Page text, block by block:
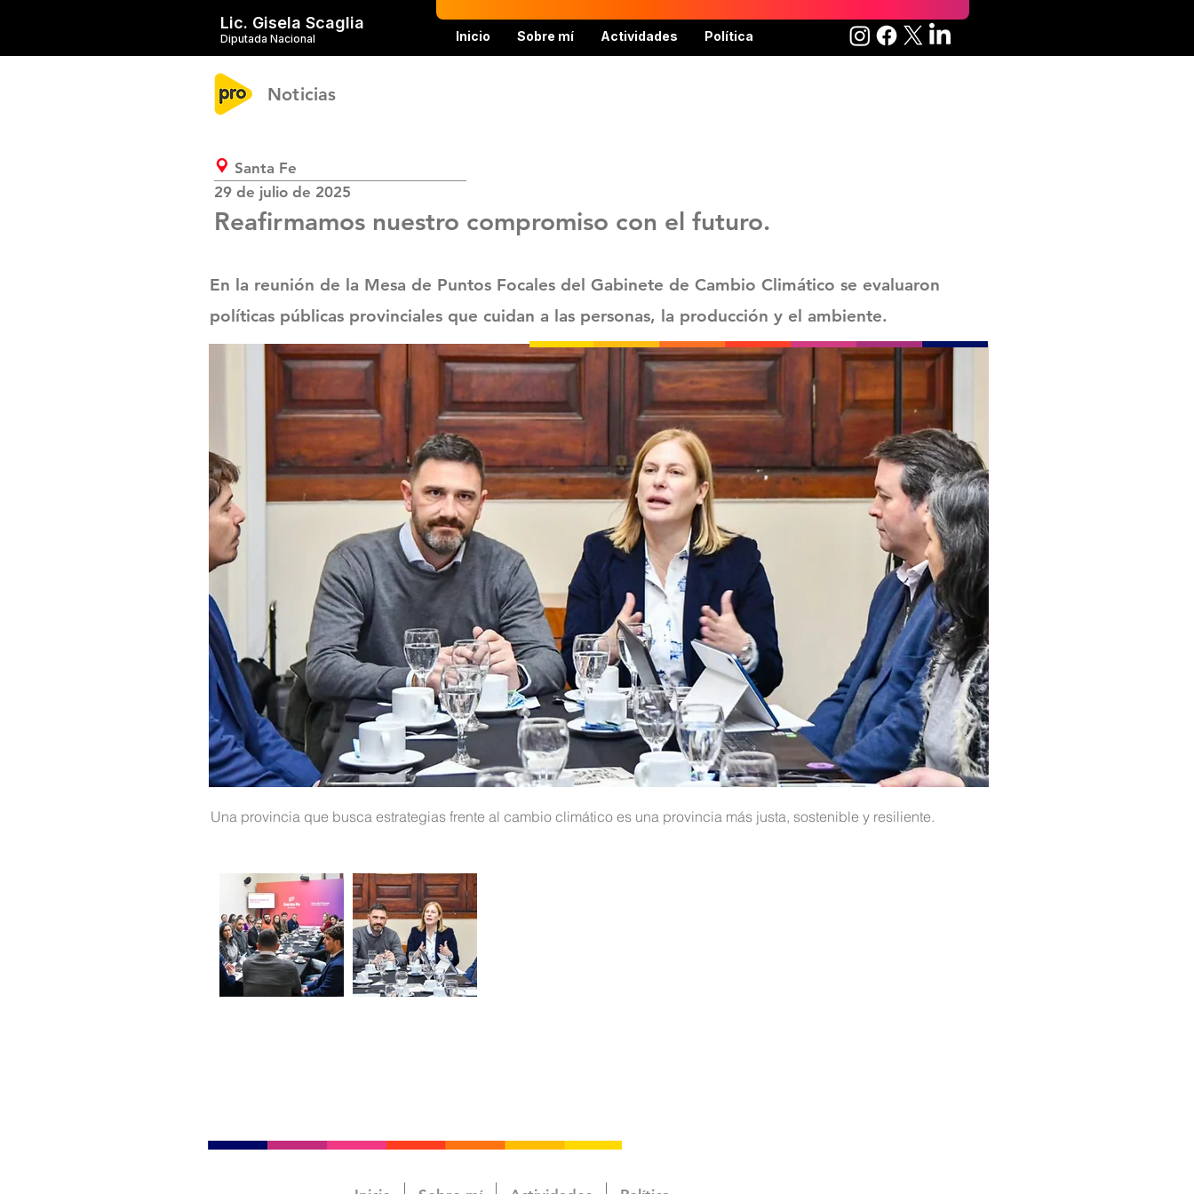
Diputada Nacional
Lic. Gisela Scaglia
Inicio Sobre mí Actividades Política
Noticias
Santa Fe
29 de julio de 2025
Reafirmamos nuestro compromiso con el futuro.
En la reunión de la Mesa de Puntos Focales del Gabinete de Cambio Climático se evaluaron
políticas públicas provinciales que cuidan a las personas, la producción y el ambiente.
Una provincia que busca estrategias frente al cambio climático es una provincia más justa, sostenible y resiliente.